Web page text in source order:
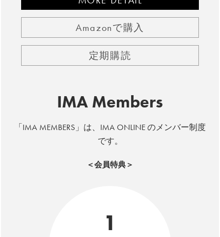
Amazonで購入
定期購読
IMA Members
「IMA MEMBERS」は、IMA ONLINE のメンバー制度
です。
＜会員特典＞
1